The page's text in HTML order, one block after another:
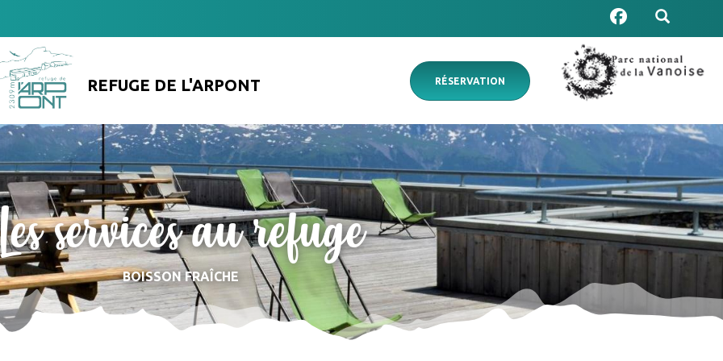
REFUGE DE L'ARPONT RÉSERVATION
services au refuge
BOISSON FRAÎCHE